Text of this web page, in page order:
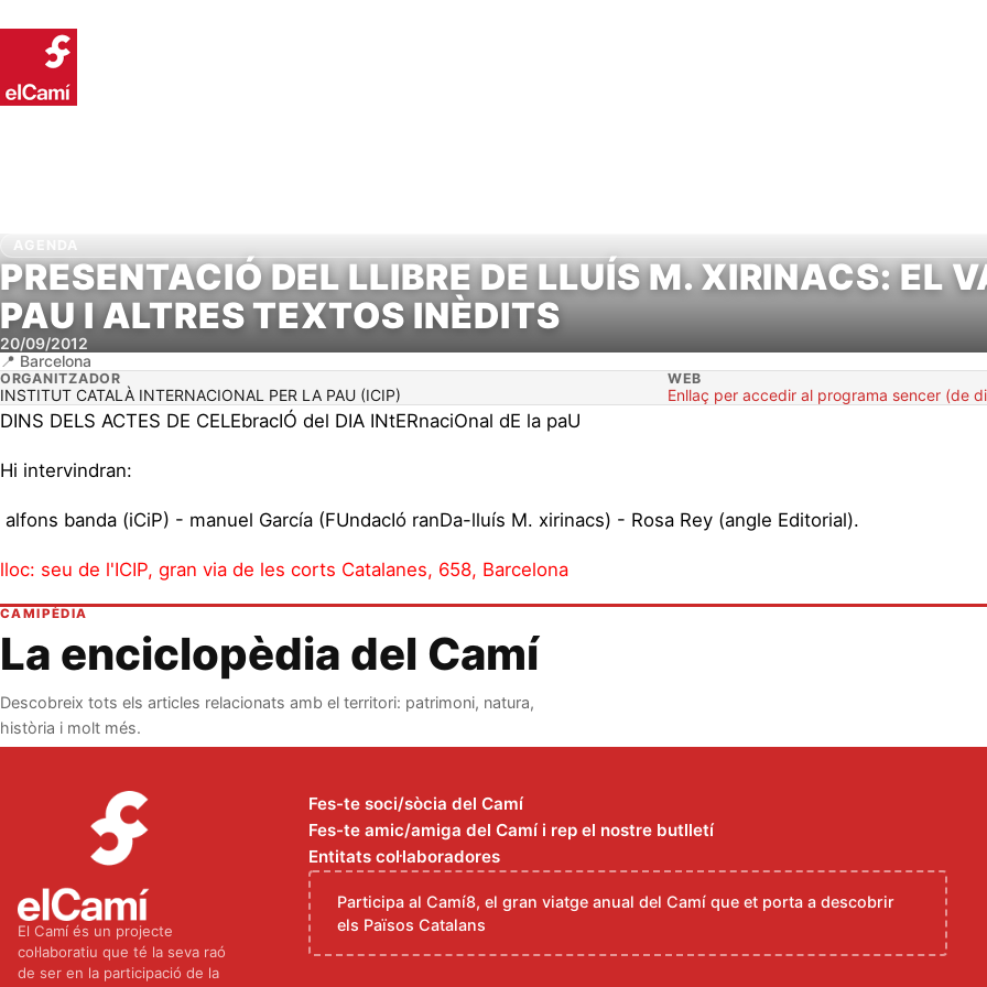
AGENDA
PRESENTACIÓ DEL LLIBRE DE LLUÍS M. XIRINACS: EL
PAU I ALTRES TEXTOS INÈDITS
20/09/2012
Barcelona
ORGANITZADOR
INSTITUT CATALÀ INTERNACIONAL PER LA PAU (ICIP)
WEB
Enllaç per accedir al programa sencer (de
DINS DELS ACTES DE CELEbracIÓ del DIA INtERnaciOnal dE la paU
Hi intervindran:
alfons banda (iCiP) - manuel García (FUndacIó ranDa-lluís M. xirinacs) - Rosa Rey (angle Editorial).
lloc: seu de l'ICIP, gran via de les corts Catalanes, 658, Barcelona
CAMIPÈDIA
La enciclopèdia del Camí
Descobreix tots els articles relacionats amb el territori: patrimoni, natura,
història i molt més.
El Camí és un projecte
col·laboratiu que té la seva raó
de ser en la participació de la
Fes-te soci/sòcia del Camí
Fes-te amic/amiga del Camí i rep el nostre butlletí
Entitats col·laboradores
Participa al Camí8, el gran viatge anual del Camí que et porta a descobrir
els Països Catalans